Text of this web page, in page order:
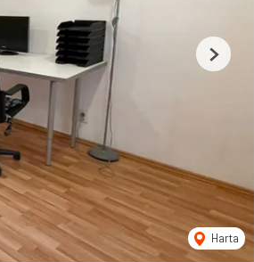
Harta
Next